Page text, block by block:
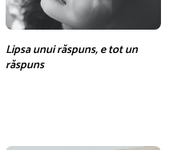
Lipsa unui răspuns, e tot un
răspuns